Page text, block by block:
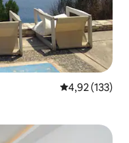
Gemiddelde
4,92 (133)